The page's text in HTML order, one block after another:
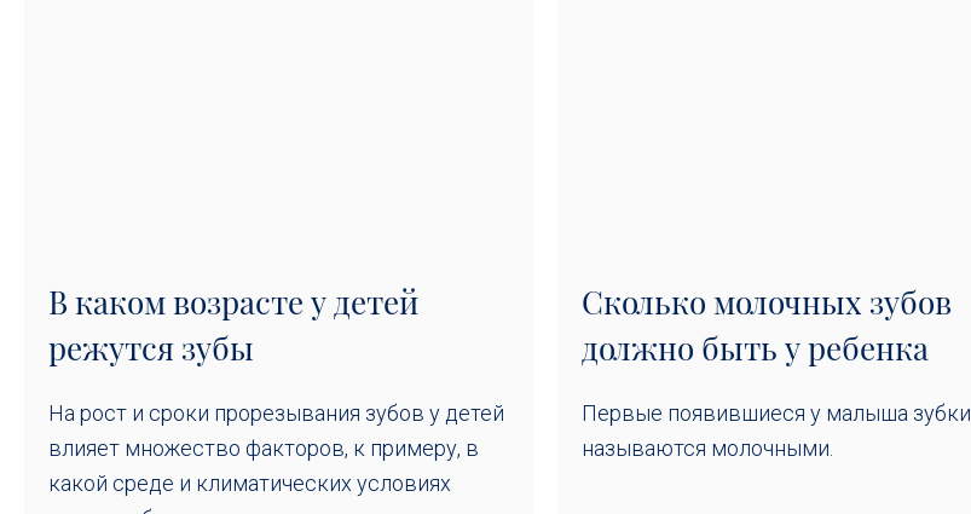
В каком возрасте у детей
режутся зубы
На рост и сроки прорезывания зубов у детей
влияет множество факторов, к примеру, в
какой среде и климатических условиях
Сколько молочных зубов
должно быть у ребенка
Первые появившиеся у малыша зубки
называются молочными.